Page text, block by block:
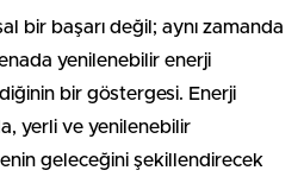
bir başarı değil; aynı zamanda
yenilenebilir enerji
bir göstergesi. Enerji
yerli ve yenilenebilir
geleceğini şekillendirecek